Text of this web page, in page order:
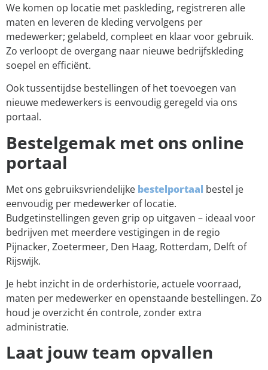
We komen op locatie met paskleding, registreren alle
maten en leveren de kleding vervolgens per
medewerker; gelabeld, compleet en klaar voor gebruik.
Zo verloopt de overgang naar nieuwe bedrijfskleding
soepel en efficiënt.
Ook tussentijdse bestellingen of het toevoegen van
nieuwe medewerkers is eenvoudig geregeld via ons
portaal.
Bestelgemak met ons online
portaal
Met ons gebruiksvriendelijke bestelportaal bestel je
eenvoudig per medewerker of locatie.
Budgetinstellingen geven grip op uitgaven – ideaal voor
bedrijven met meerdere vestigingen in de regio
Pijnacker, Zoetermeer, Den Haag, Rotterdam, Delft of
Rijswijk.
Je hebt inzicht in de orderhistorie, actuele voorraad,
maten per medewerker en openstaande bestellingen. Zo
houd je overzicht én controle, zonder extra
administratie.
Laat jouw team opvallen